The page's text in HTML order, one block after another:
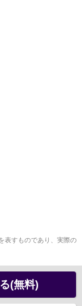
表すものであり、実際の
(無料)